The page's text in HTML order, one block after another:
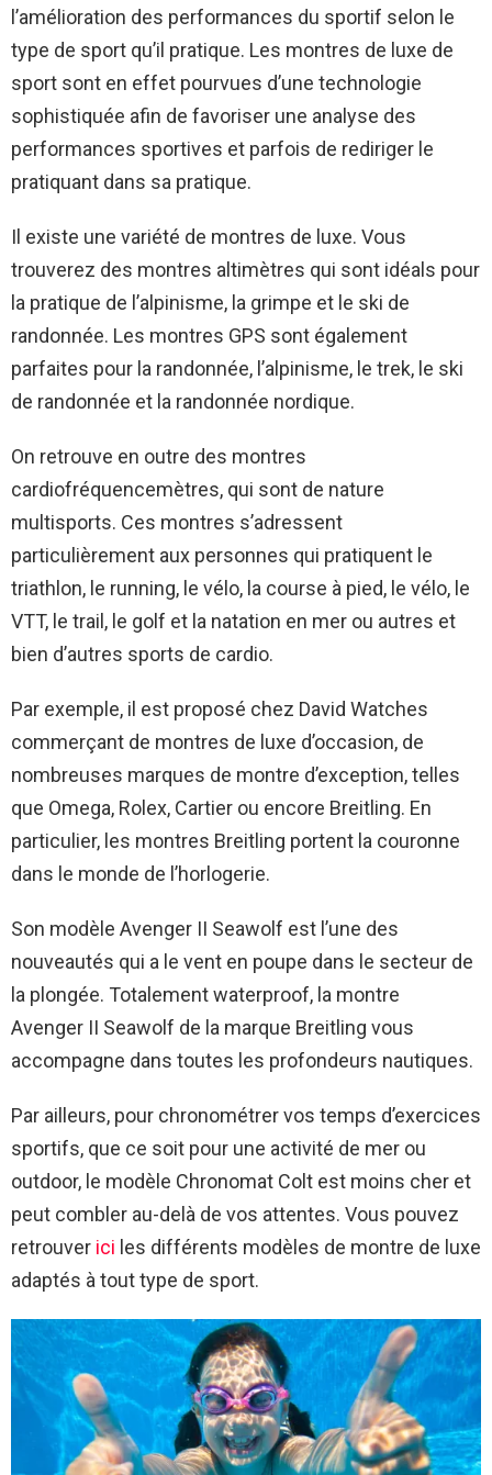
l’amélioration des performances du sportif selon le
type de sport qu’il pratique. Les montres de luxe de
sport sont en effet pourvues d’une technologie
sophistiquée afin de favoriser une analyse des
performances sportives et parfois de rediriger le
pratiquant dans sa pratique.
Il existe une variété de montres de luxe. Vous
trouverez des montres altimètres qui sont idéals pour
la pratique de l’alpinisme, la grimpe et le ski de
randonnée. Les montres GPS sont également
parfaites pour la randonnée, l’alpinisme, le trek, le ski
de randonnée et la randonnée nordique.
On retrouve en outre des montres
cardiofréquencemètres, qui sont de nature
multisports. Ces montres s’adressent
particulièrement aux personnes qui pratiquent le
triathlon, le running, le vélo, la course à pied, le vélo, le
VTT, le trail, le golf et la natation en mer ou autres et
bien d’autres sports de cardio.
Par exemple, il est proposé chez David Watches
commerçant de montres de luxe d’occasion, de
nombreuses marques de montre d’exception, telles
que Omega, Rolex, Cartier ou encore Breitling. En
particulier, les montres Breitling portent la couronne
dans le monde de l’horlogerie.
Son modèle Avenger II Seawolf est l’une des
nouveautés qui a le vent en poupe dans le secteur de
la plongée. Totalement waterproof, la montre
Avenger II Seawolf de la marque Breitling vous
accompagne dans toutes les profondeurs nautiques.
Par ailleurs, pour chronométrer vos temps d’exercices
sportifs, que ce soit pour une activité de mer ou
outdoor, le modèle Chronomat Colt est moins cher et
peut combler au-delà de vos attentes. Vous pouvez
retrouver ici les différents modèles de montre de luxe
adaptés à tout type de sport.